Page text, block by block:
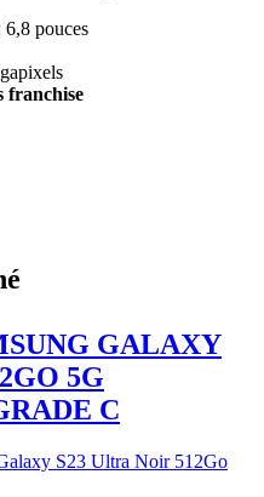
pouces
franchise
GALAXY
5G
C